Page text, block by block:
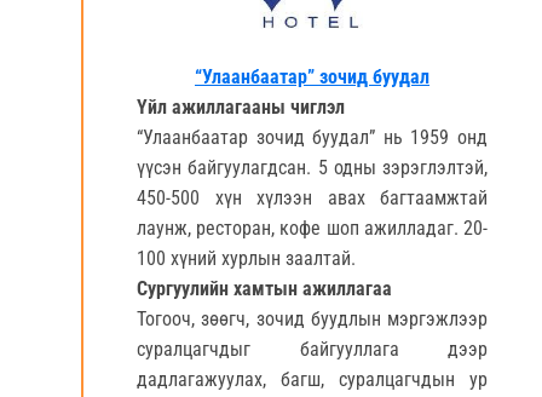
“Улаанбаатар” зочид буудал
Үйл ажиллагааны чиглэл
“Улаанбаатар зочид буудал” нь 1959 онд
үүсэн байгуулагдсан. 5 одны зэрэглэлтэй,
450-500 хүн хүлээн авах багтаамжтай
лаунж, ресторан, кофе шоп ажилладаг. 20-
100 хүний хурлын заалтай.
Сургуулийн хамтын ажиллагаа
Тогооч, зөөгч, зочид буудлын мэргэжлээр
суралцагчдыг байгууллага дээр
дадлагажуулах, багш, суралцагчдын ур